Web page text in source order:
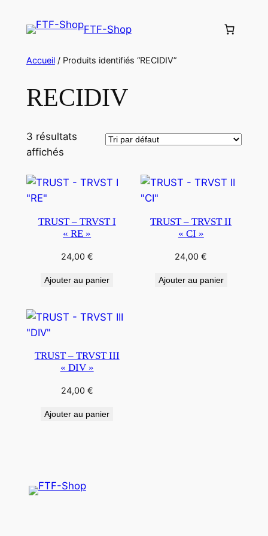
FTF-Shop
Accueil/ Produits identifiés “RECIDIV”
RECIDIV
3 résultats
affichés
TRUST – TRVST I
« RE »
24,00 €
Ajouter au panier
TRUST – TRVST II
« CI »
24,00€
Ajouter au panier
TRUST – TRVST III
« DIV »
24,00 €
Ajouter au panier